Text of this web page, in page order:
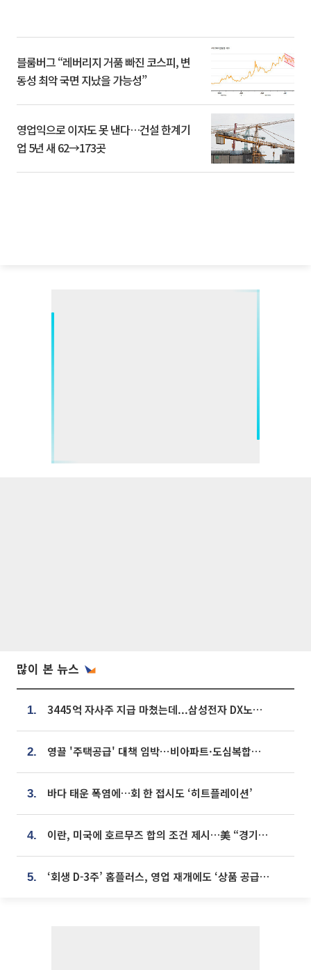
블룸버그 “레버리지 거품 빠진 코스피, 변
동성 최악 국면 지났을 가능성”
영업익으로 이자도 못 낸다…건설 한계기
업 5년 새 62→173곳
많이 본 뉴스
1. 3445억 자사주 지급 마쳤는데...삼성전자 DX노조, 뒤늦은 '떼쓰기 집회'
2. 영끌 '주택공급' 대책 임박⋯비아파트·도심복합까지 총동원
3. 바다 태운 폭염에…회 한 접시도 ‘히트플레이션’
4. 이란, 미국에 호르무즈 합의 조건 제시…美 “경기 아직 안 끝나” [종합]
5. ‘회생 D-3주’ 홈플러스, 영업 재개에도 ‘상품 공급망’ 복구가 생존 관건